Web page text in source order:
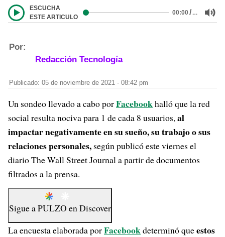
ESCUCHA
ESTE ARTICULO
00:00/…
Por:
Redacción Tecnología
Publicado: 05 de noviembre de 2021 - 08:42 pm
Un sondeo llevado a cabo porFacebookhalló que la red
social resulta nociva para 1 de cada 8 usuarios,al
impactar negativamente en su sueño, su trabajo o sus
relaciones personales, según publicó este viernes el
diario The Wall Street Journal a partir de documentos
filtrados a la prensa.
Sigue aPULZO enDiscover
La encuesta elaborada porFacebookdeterminó queestos